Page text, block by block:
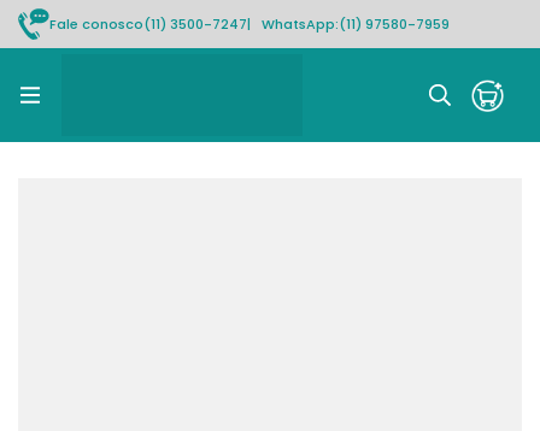
Fale conosco(11) 3500-7247| WhatsApp:(11) 97580-7959